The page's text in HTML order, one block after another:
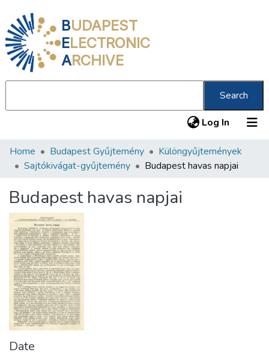
BUDAPEST
ELECTRONIC
ARCHIVE
Search
Log In (current)
Communities & Collections
Statistics
About us
Home Budapest Gyűjtemény
Különgyűjtemények
Sajtókivágat-gyűjtemény
Budapest havas napjai
Budapest havas napjai
Date